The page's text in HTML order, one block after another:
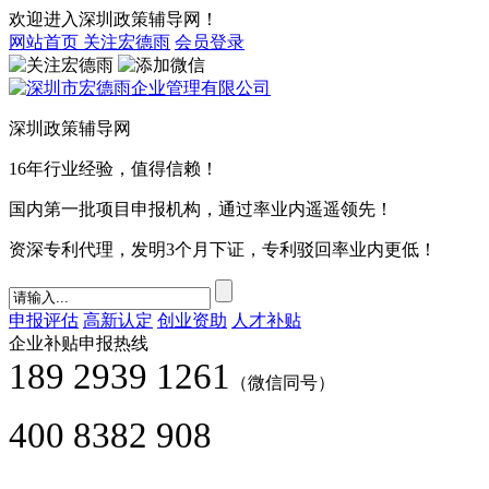
欢迎进入深圳政策辅导网！
网站首页 关注宏德雨 会员登录
深圳政策辅导网
16年行业经验，值得信赖！
国内第一批项目申报机构，通过率业内遥遥领先！
资深专利代理，发明3个月下证，专利驳回率业内更低！
申报评估 高新认定 创业资助 人才补贴
企业补贴申报热线
189 2939 1261 （微信同号）
400 8382 908